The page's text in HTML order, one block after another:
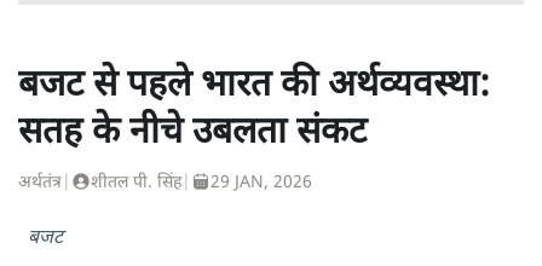
बजट से पहले भारत की अर्थव्यवस्था:
सतह के नीचे उबलता संकट
अर्थतंत्र शीतल पी. सिंह| 29 JAN, 2026